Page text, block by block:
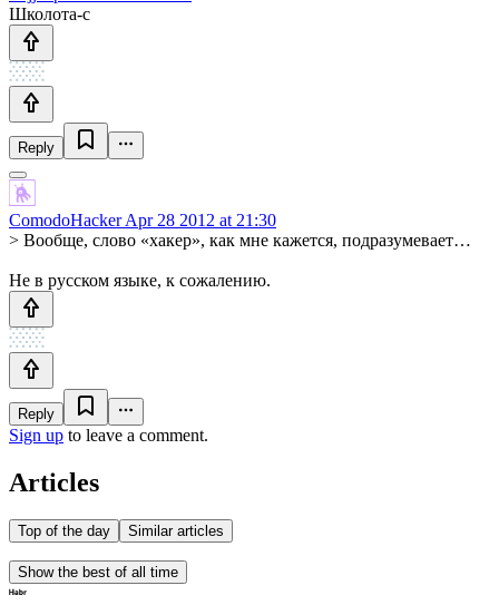
Школота-с
Reply
ComodoHackerApr 28 2012 at 21:30
> Вообще, слово «хакер», как мне кажется, подразумевает…
Не в русском языке, к сожалению.
Reply
Sign up to leave a comment.
Articles
Top of the day Similar articles
Show the best of all time